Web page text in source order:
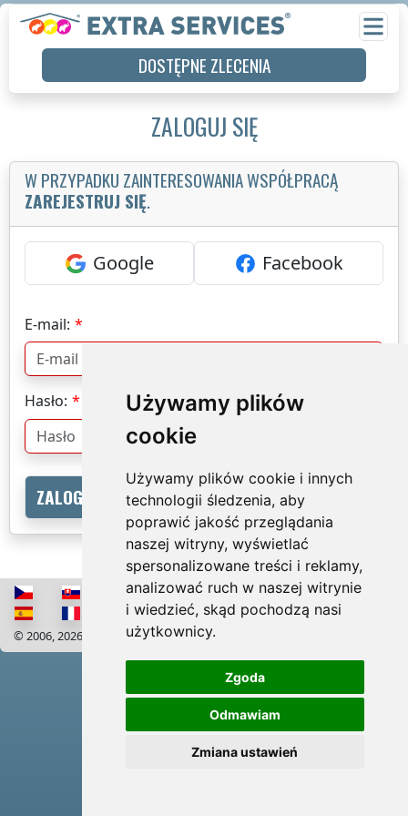
Używamy plików
cookie
Używamy plików cookie i innych
technologii śledzenia, aby
poprawić jakość przeglądania
naszej witryny, wyświetlać
spersonalizowane treści i reklamy,
analizować ruch w naszej witrynie
i wiedzieć, skąd pochodzą nasi
użytkownicy.
Zgoda
Odmawiam
Zmiana ustawień
DOSTĘPNE ZLECENIA
ZALOGUJ SIĘ
W PRZYPADKU ZAINTERESOWANIA WSPÓŁPRACĄ
ZAREJESTRUJ SIĘ.
Google Facebook
E-mail:
Hasło:
© 2006, 2026 RISS COMPANY, s.r.o. Wszelkie prawa zastrzeżone